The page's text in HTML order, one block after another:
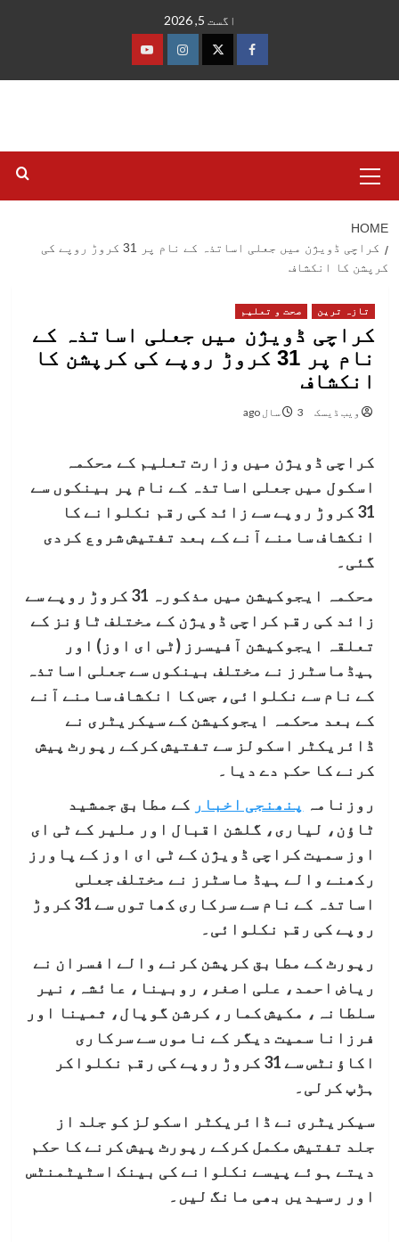
اگست 5, 2026
فیس
ٹوئٹرانسٹاگرام
یوٹیوب
Menu
HOME
کراچی ڈویژن میں جعلی اساتذہ کے نام پر 31 کروڑ روپے کی
کرپشن کا انکشاف
تازہ ترین صحت و تعلیم
کراچی ڈویژن میں جعلی اساتذہ کے
نام پر 31 کروڑ روپے کی کرپشن کا
انکشاف
ویب ڈیسک 3 سال ago
کراچی ڈویژن میں وزارت تعلیم کے محکمہ
اسکول میں جعلی اساتذہ کے نام پر بینکوں سے
31 کروڑ روپے سے زائد کی رقم نکلوانے کا
انکشاف سامنے آنے کے بعد تفتیش شروع کردی
گئی۔
محکمہ ایجوکیشن میں مذکورہ 31 کروڑ روپے سے
زائد کی رقم کراچی ڈویژن کے مختلف ٹاؤنز کے
تعلقہ ایجوکیشن آفیسرز (ٹی ای اوز) اور
ہیڈماسٹرز نے مختلف بینکوں سے جعلی اساتذہ
کے نام سے نکلوائی، جس کا انکشاف سامنے آنے
کے بعد محکمہ ایجوکیشن کے سیکریٹری نے
ڈائریکٹر اسکولز سے تفتیش کرکے رپورٹ پیش
کرنے کا حکم دے دیا۔
روزنامہ پنھنجی اخبار کے مطابق جمشید
ٹاؤن، لیاری، گلشن اقبال اور ملیر کے ٹی ای
اوز سمیت کراچی ڈویژن کے ٹی ای اوز کے پاورز
رکھنے والے ہیڈ ماسٹرز نے مختلف جعلی
اساتذہ کے نام سے سرکاری کھاتوں سے 31 کروڑ
روپے کی رقم نکلوائی۔
رپورٹ کے مطابق کرپشن کرنے والے افسران نے
ریاض احمد، علی اصغر، روبینا، عائشہ، نیر
سلطانہ، مکیش کمار، کرشن گوپال، ثمینا اور
فرزانا سمیت دیگر کے ناموں سے سرکاری
اکاؤنٹس سے 31 کروڑ روپے کی رقم نکلواکر
ہڑپ کرلی۔
سیکریٹری نے ڈائریکٹر اسکولز کو جلد از
جلد تفتیش مکمل کرکے رپورٹ پیش کرنے کا حکم
دیتے ہوئے پیسے نکلوانے کی بینک اسٹیٹمنٹس
اور رسیدیں بھی مانگ لیں۔